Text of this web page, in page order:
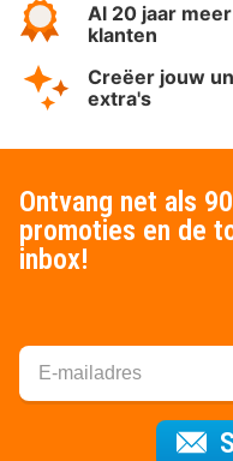
Al 20 jaar
klanten
Creëer jouw
extra's
Ontvang net als
promoties en de
inbox!